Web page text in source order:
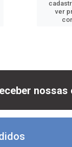
ver
nossas